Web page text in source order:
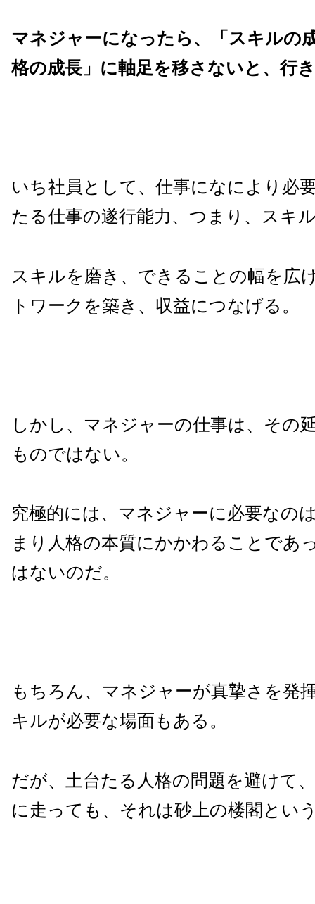
マネジャーになったら、「スキルの
格の成長」に軸足を移さないと、行
いち社員として、仕事になにより必
たる仕事の遂行能力、つまり、スキ
スキルを磨き、できることの幅を広
トワークを築き、収益につなげる。
しかし、マネジャーの仕事は、その
ものではない。
究極的には、マネジャーに必要なの
まり人格の本質にかかわることであ
はないのだ。
もちろん、マネジャーが真摯さを発
キルが必要な場面もある。
だが、土台たる人格の問題を避けて
に走っても、それは砂上の楼閣とい